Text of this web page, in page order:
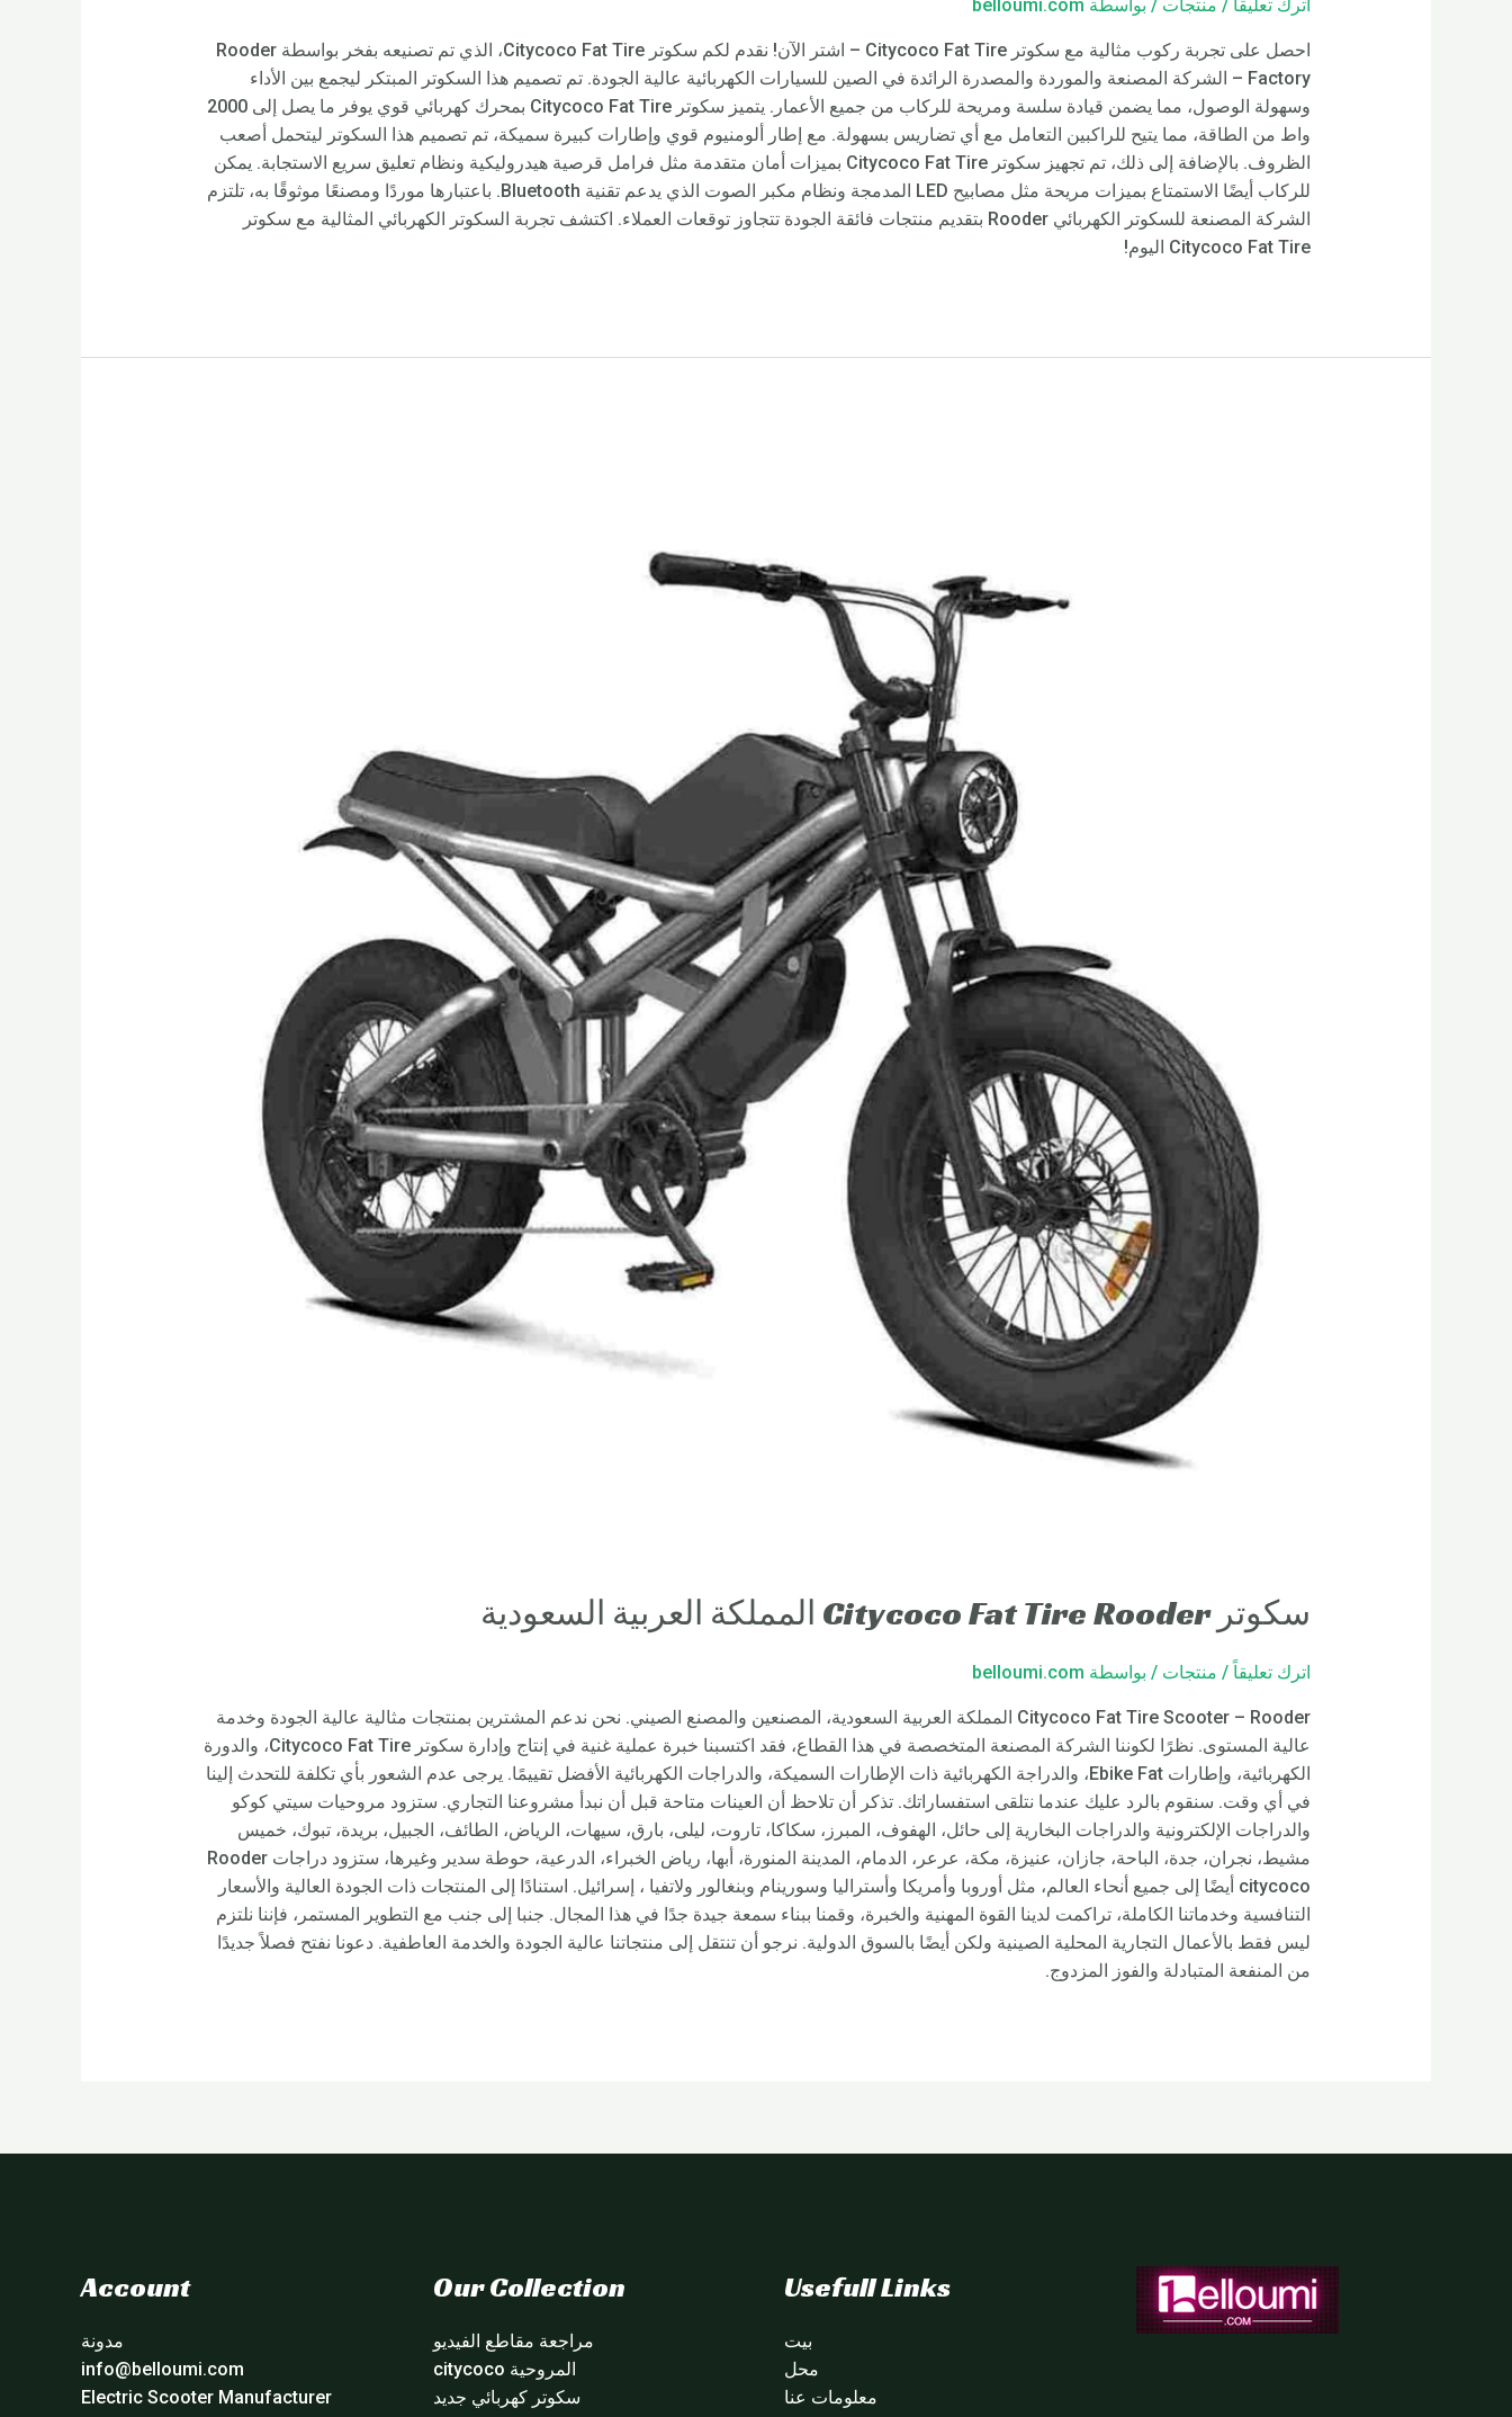
اترك تعليقاً / منتجات / بواسطة belloumi.com
احصل على تجربة ركوب مثالية مع سكوتر Citycoco Fat Tire – اشتر الآن! نقدم لكم سكوتر Citycoco Fat Tire، الذي تم تصنيعه بفخر بواسطة Rooder
Factory – الشركة المصنعة والموردة والمصدرة الرائدة في الصين للسيارات الكهربائية عالية الجودة. تم تصميم هذا السكوتر المبتكر ليجمع بين الأداء
وسهولة الوصول، مما يضمن قيادة سلسة ومريحة للركاب من جميع الأعمار. يتميز سكوتر Citycoco Fat Tire بمحرك كهربائي قوي يوفر ما يصل إلى 2000
واط من الطاقة، مما يتيح للراكبين التعامل مع أي تضاريس بسهولة. مع إطار ألومنيوم قوي وإطارات كبيرة سميكة، تم تصميم هذا السكوتر ليتحمل أصعب
الظروف. بالإضافة إلى ذلك، تم تجهيز سكوتر Citycoco Fat Tire بميزات أمان متقدمة مثل فرامل قرصية هيدروليكية ونظام تعليق سريع الاستجابة. يمكن
للركاب أيضًا الاستمتاع بميزات مريحة مثل مصابيح LED المدمجة ونظام مكبر الصوت الذي يدعم تقنية Bluetooth. باعتبارها موردًا ومصنعًا موثوقًا به، تلتزم
الشركة المصنعة للسكوتر الكهربائي Rooder بتقديم منتجات فائقة الجودة تتجاوز توقعات العملاء. اكتشف تجربة السكوتر الكهربائي المثالية مع سكوتر
Citycoco Fat Tire اليوم!
سكوتر Citycoco Fat Tire Rooder المملكة العربية السعودية
اترك تعليقاً / منتجات / بواسطة belloumi.com
Citycoco Fat Tire Scooter – Rooder المملكة العربية السعودية، المصنعين والمصنع الصيني. نحن ندعم المشترين بمنتجات مثالية عالية الجودة وخدمة
عالية المستوى. نظرًا لكوننا الشركة المصنعة المتخصصة في هذا القطاع، فقد اكتسبنا خبرة عملية غنية في إنتاج وإدارة سكوتر Citycoco Fat Tire، والدورة
الكهربائية، وإطارات Ebike Fat، والدراجة الكهربائية ذات الإطارات السميكة، والدراجات الكهربائية الأفضل تقييمًا. يرجى عدم الشعور بأي تكلفة للتحدث إلينا
في أي وقت. سنقوم بالرد عليك عندما نتلقى استفساراتك. تذكر أن تلاحظ أن العينات متاحة قبل أن نبدأ مشروعنا التجاري. ستزود مروحيات سيتي كوكو
والدراجات الإلكترونية والدراجات البخارية إلى حائل، الهفوف، المبرز، سكاكا، تاروت، ليلى، بارق، سيهات، الرياض، الطائف، الجبيل، بريدة، تبوك، خميس
مشيط، نجران، جدة، الباحة، جازان، عنيزة، مكة، عرعر، الدمام، المدينة المنورة، أبها، رياض الخبراء، الدرعية، حوطة سدير وغيرها، ستزود دراجات Rooder
citycoco أيضًا إلى جميع أنحاء العالم، مثل أوروبا وأمريكا وأستراليا وسورينام وبنغالور ولاتفيا ، إسرائيل. استنادًا إلى المنتجات ذات الجودة العالية والأسعار
التنافسية وخدماتنا الكاملة، تراكمت لدينا القوة المهنية والخبرة، وقمنا ببناء سمعة جيدة جدًا في هذا المجال. جنبا إلى جنب مع التطوير المستمر، فإننا نلتزم
ليس فقط بالأعمال التجارية المحلية الصينية ولكن أيضًا بالسوق الدولية. نرجو أن تنتقل إلى منتجاتنا عالية الجودة والخدمة العاطفية. دعونا نفتح فصلاً جديدًا
من المنفعة المتبادلة والفوز المزدوج.
Usefull Links
بيت
محل
معلومات عنا
Our Collection
مراجعة مقاطع الفيديو
المروحية citycoco
سكوتر كهربائي جديد
Account
مدونة
info@belloumi.com
Electric Scooter Manufacturer